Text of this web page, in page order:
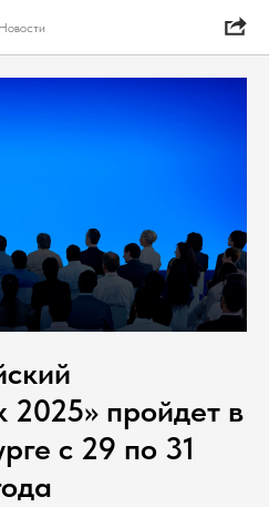
Новости
пройдет в
с 29 по 31